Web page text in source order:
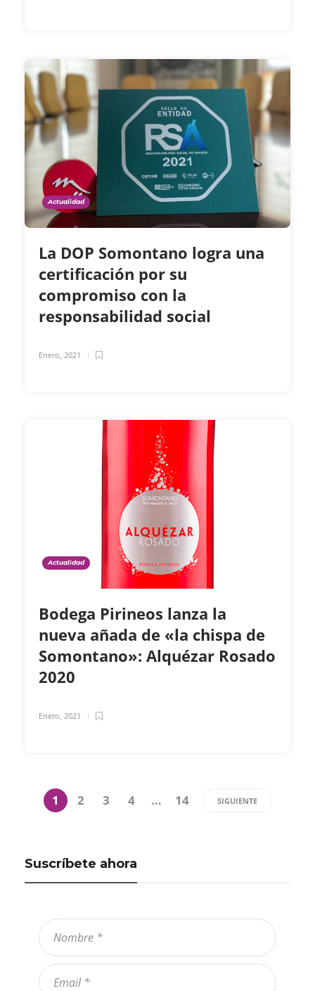
Actualidad
La DOP Somontano logra una
certificación por su
compromiso con la
responsabilidad social
Enero, 2021
Actualidad
Bodega Pirineos lanza la
nueva añada de «la chispa de
Somontano»: Alquézar Rosado
2020
Enero, 2021
1 2 3 4 … 14 SIGUIENTE
Suscríbete ahora